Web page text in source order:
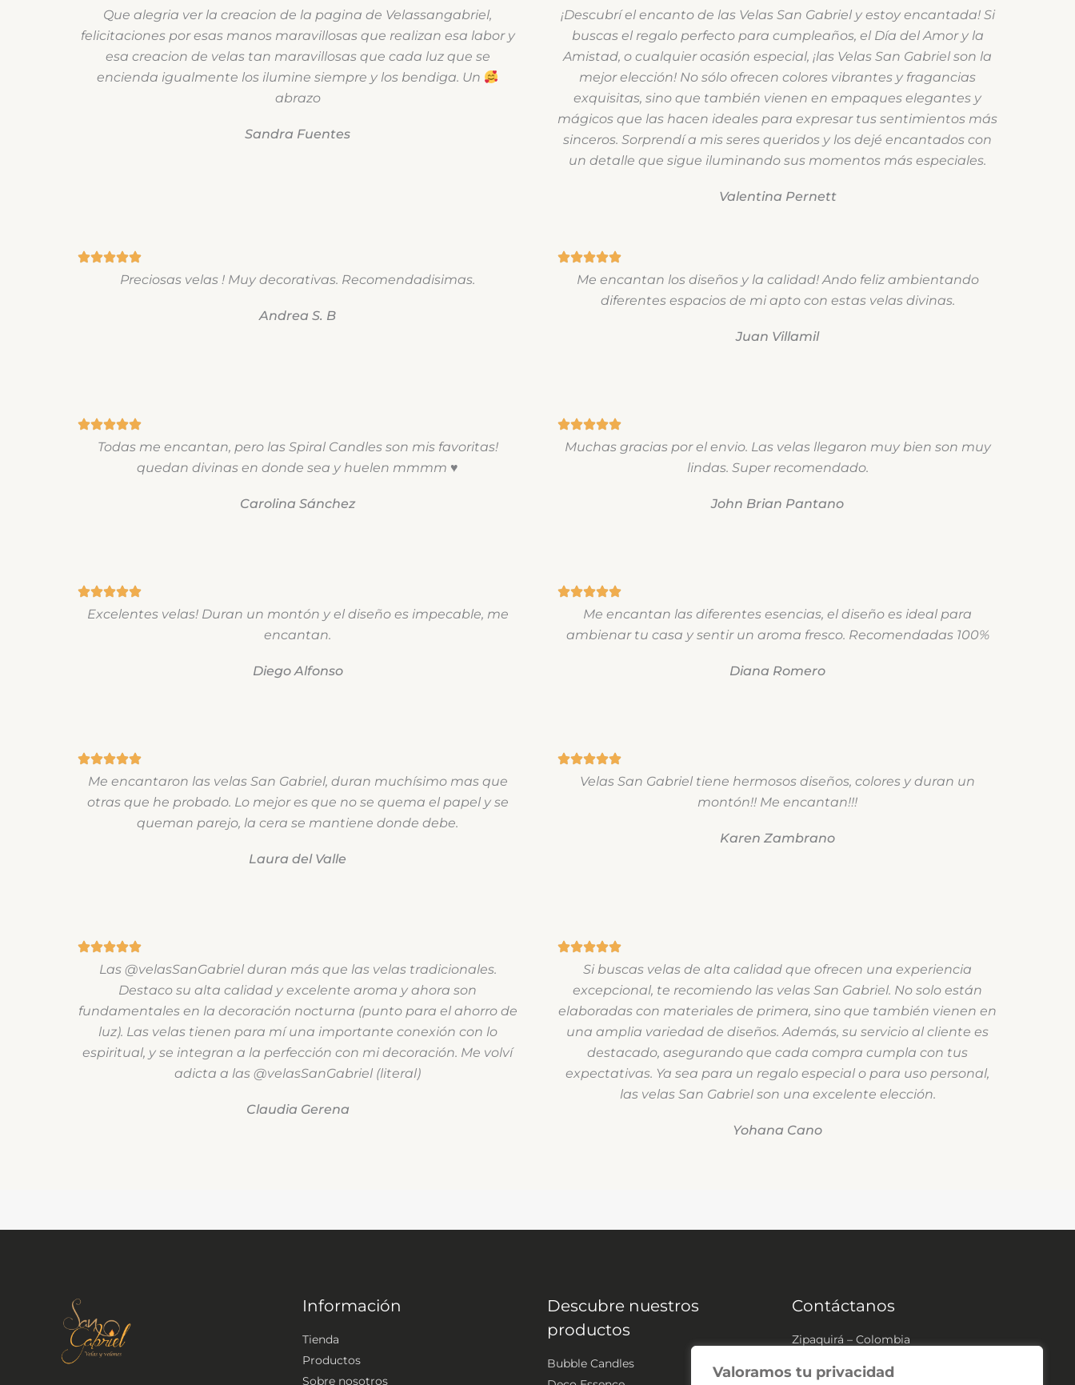
Valoramos tu privacidad
Que alegria ver la creacion de la pagina de Velassangabriel,
felicitaciones por esas manos maravillosas que realizan esa labor y
esa creacion de velas tan maravillosas que cada luz que se
encienda igualmente los ilumine siempre y los bendiga. Un
abrazo
Sandra Fuentes
¡Descubrí el encanto de las Velas San Gabriel y estoy encantada! Si
buscas el regalo perfecto para cumpleaños, el Día del Amor y la
Amistad, o cualquier ocasión especial, ¡las Velas San Gabriel son la
mejor elección! No sólo ofrecen colores vibrantes y fragancias
exquisitas, sino que también vienen en empaques elegantes y
mágicos que las hacen ideales para expresar tus sentimientos más
sinceros. Sorprendí a mis seres queridos y los dejé encantados con
un detalle que sigue iluminando sus momentos más especiales.
Valentina Pernett
Preciosas velas ! Muy decorativas. Recomendadisimas.
Andrea S. B
Me encantan los diseños y la calidad! Ando feliz ambientando
diferentes espacios de mi apto con estas velas divinas.
Juan Villamil
Todas me encantan, pero las Spiral Candles son mis favoritas!
quedan divinas en donde sea y huelen mmmm ♥
Carolina Sánchez
Muchas gracias por el envio. Las velas llegaron muy bien son muy
lindas. Super recomendado.
John Brian Pantano
Excelentes velas! Duran un montón y el diseño es impecable, me
encantan.
Diego Alfonso
Me encantan las diferentes esencias, el diseño es ideal para
ambienar tu casa y sentir un aroma fresco. Recomendadas 100%
Diana Romero
Me encantaron las velas San Gabriel, duran muchísimo mas que
otras que he probado. Lo mejor es que no se quema el papel y se
queman parejo, la cera se mantiene donde debe.
Laura del Valle
Velas San Gabriel tiene hermosos diseños, colores y duran un
montón!! Me encantan!!!
Karen Zambrano
Las @velasSanGabriel duran más que las velas tradicionales.
Destaco su alta calidad y excelente aroma y ahora son
fundamentales en la decoración nocturna (punto para el ahorro de
luz). Las velas tienen para mí una importante conexión con lo
espiritual, y se integran a la perfección con mi decoración. Me volví
adicta a las @velasSanGabriel (literal)
Claudia Gerena
Si buscas velas de alta calidad que ofrecen una experiencia
excepcional, te recomiendo las velas San Gabriel. No solo están
elaboradas con materiales de primera, sino que también vienen en
una amplia variedad de diseños. Además, su servicio al cliente es
destacado, asegurando que cada compra cumpla con tus
expectativas. Ya sea para un regalo especial o para uso personal,
las velas San Gabriel son una excelente elección.
Yohana Cano
Información
Tienda
Productos
Sobre nosotros
Descubre nuestros
productos
Bubble Candles
Contáctanos
Zipaquirá – Colombia
contacto@velassangabriel.com